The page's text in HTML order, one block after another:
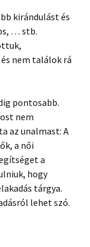
kirándulást és
… stb.
nem találok rá
pontosabb.
nem
az unalmast: A
a női
a
hogy
tárgya.
lehet szó.